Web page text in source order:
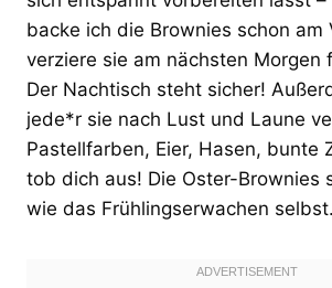
backe ich die Brownies schon am
verziere sie am nächsten Morgen
Der Nachtisch steht sicher!
jede*r sie nach Lust und Laune
Pastellfarben, Eier, Hasen, bunte
tob dich aus! Die Oster-Brownies
wie das Frühlingserwachen selbst.